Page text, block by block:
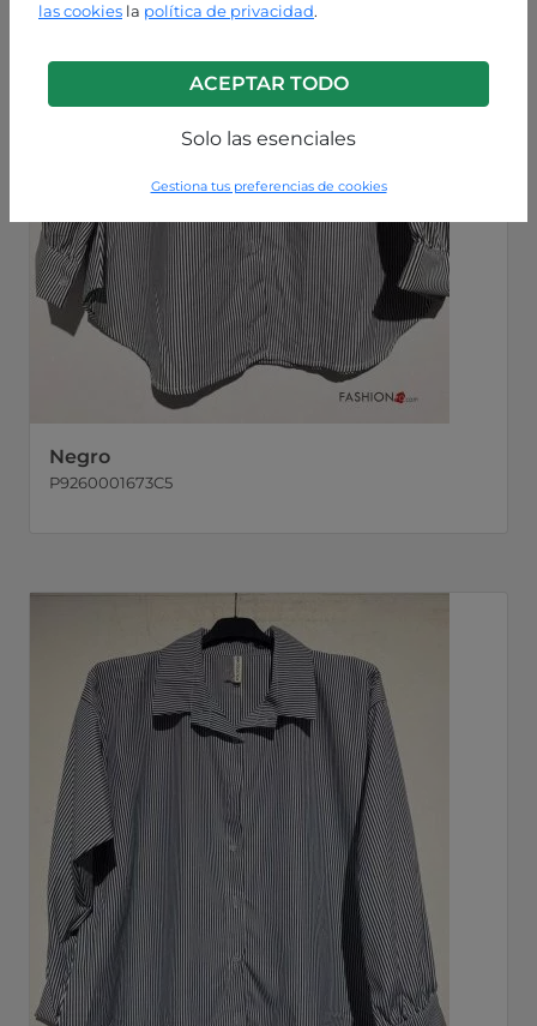
las cookies la política de privacidad.
ACEPTAR TODO
Solo las esenciales
Gestiona tus preferencias de cookies
Negro
P9260001673C5